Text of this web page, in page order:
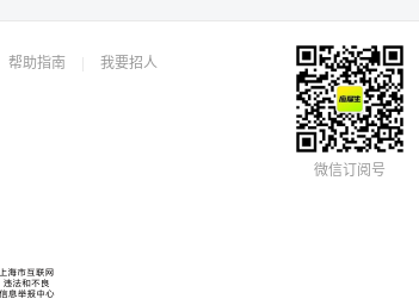
帮助指南 我要招人
微信订阅号